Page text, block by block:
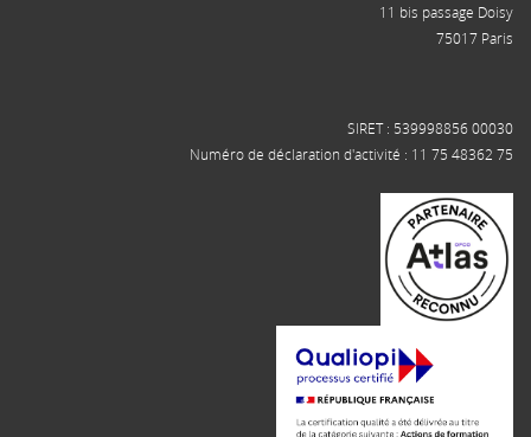
11 bis passage Doisy
75017 Paris
SIRET : 539998856 00030
Numéro de déclaration d'activité : 11 75 48362 75